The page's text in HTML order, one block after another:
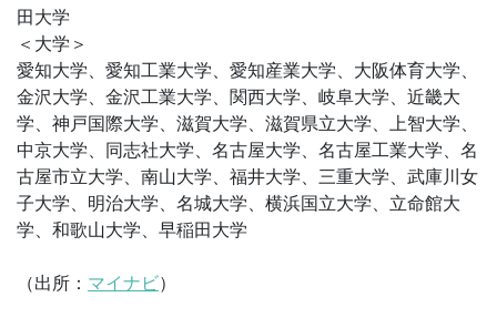
田大学
＜大学＞
愛知大学、愛知工業大学、愛知産業大学、大阪体育大学、
金沢大学、金沢工業大学、関西大学、岐阜大学、近畿大
学、神戸国際大学、滋賀大学、滋賀県立大学、上智大学、
中京大学、同志社大学、名古屋大学、名古屋工業大学、名
古屋市立大学、南山大学、福井大学、三重大学、武庫川女
子大学、明治大学、名城大学、横浜国立大学、立命館大
学、和歌山大学、早稲田大学
（出所： マイナビ）